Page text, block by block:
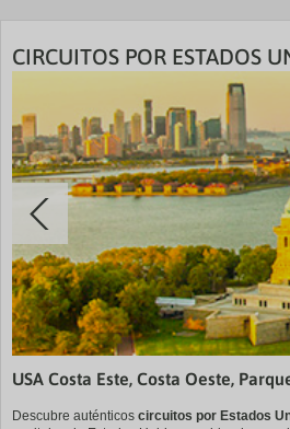
CIRCUITOS POR ESTADOS
USA Costa Este, Costa Oeste,
Descubre auténticos circuitos por Estados